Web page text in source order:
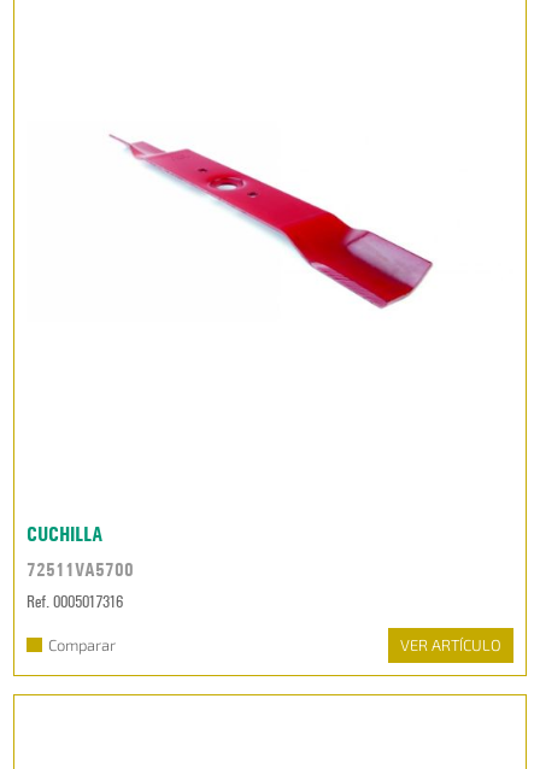
CUCHILLA
72511VA5700
Ref. 0005017316
Comparar VER ARTÍCULO